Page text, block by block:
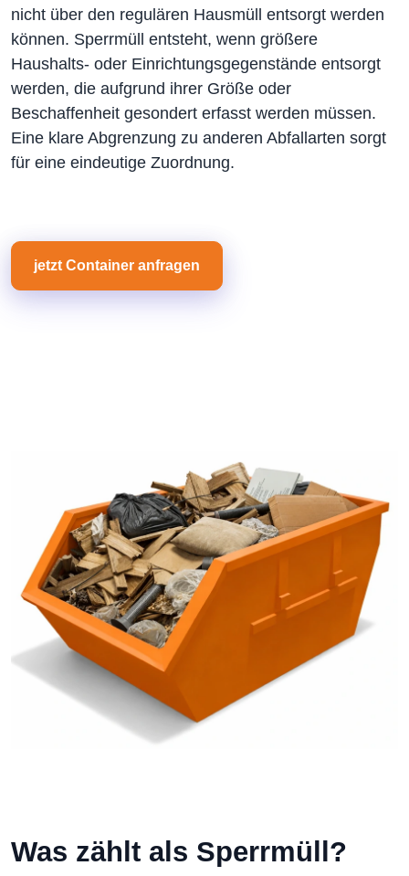
nicht über den regulären Hausmüll entsorgt werden
können. Sperrmüll entsteht, wenn größere
Haushalts- oder Einrichtungsgegenstände entsorgt
werden, die aufgrund ihrer Größe oder
Beschaffenheit gesondert erfasst werden müssen.
Eine klare Abgrenzung zu anderen Abfallarten sorgt
für eine eindeutige Zuordnung.
jetzt Container anfragen
Was zählt als Sperrmüll?